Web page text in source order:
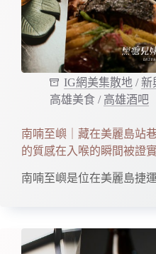
IG網美集散地 /新
高雄美食 / 高雄酒吧
南喃至嶼｜藏在美麗島站
的質感在入喉的瞬間被證
南喃至嶼是位在美麗島捷